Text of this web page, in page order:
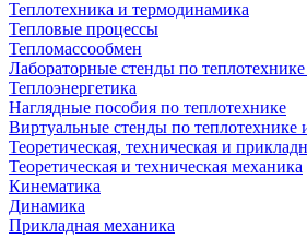
Теплотехника и термодинамика
Тепловые процессы
Тепломассообмен
Лабораторные стенды по
Теплоэнергетика
Наглядные пособия по теплотехнике
Виртуальные стенды по теплотехнике
Теоретическая, техническая и
Теоретическая и техническая механика
Кинематика
Динамика
Прикладная механика